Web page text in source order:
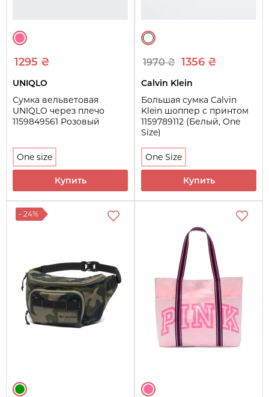
1295 ₴
UNIQLO
Сумка вельветовая
UNIQLO через плечо
1159849561 Розовый
One size
Купить
1970 ₴ 1356 ₴
Calvin Klein
Большая сумка Calvin
Klein шоппер с принтом
1159789112 (Белый, One
Size)
One Size
Купить
- 24%